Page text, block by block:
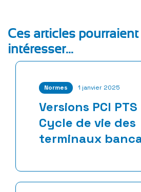
Ces articles
intéresser...
Normes 1 janvier 2025
Versions PCI PTS
Cycle de vie des
terminaux